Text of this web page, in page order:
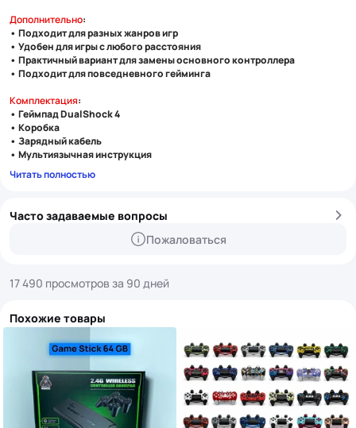
Дополнительно:
• Подходит для разных жанров игр
• Удобен для игры с любого расстояния
• Практичный вариант для замены основного контроллера
• Подходит для повседневного гейминга
Комплектация:
• Геймпад DualShock 4
• Коробка
• Зарядный кабель
• Мультиязычная инструкция
Читать полностью
Часто задаваемые вопросы
Пожаловаться
17 490 просмотров за 90 дней
Похожие товары